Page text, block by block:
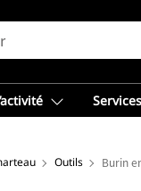
Outils Burin